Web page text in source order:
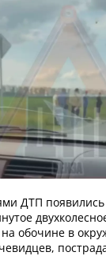
ДТП
обочине в